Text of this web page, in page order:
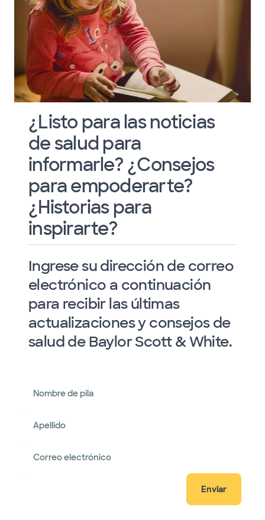
¿Listo para las noticias
de salud para
informarle? ¿Consejos
para empoderarte?
¿Historias para
inspirarte?
Ingrese su dirección de correo
electrónico a continuación
para recibir las últimas
actualizaciones y consejos de
salud de Baylor Scott & White.
Nombre de pila
Apellido
Correo electrónico
Enviar